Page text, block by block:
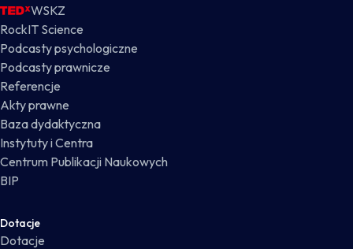
WSKZ
RockIT Science
Podcasty psychologiczne
Podcasty prawnicze
Referencje
Akty prawne
Baza dydaktyczna
Instytuty i Centra
Centrum Publikacji Naukowych
BIP
Dotacje
Dotacje